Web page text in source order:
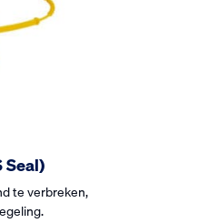
Seal)
te verbreken,